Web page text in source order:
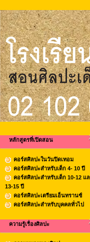
หลักสูตรที่เปิดสอน
คอร์สศิลปะในวันปิดเทอม
คอร์สศิลปะสำหรับเด็ก 4- 10 ปี
คอร์สศิลปะสำหรับเด็ก 10-12 แ
13-15 ปี
คอร์สศิลปะเตรียมเอ็นทรานซ์
คอร์สศิลปะสำหรับบุคคลทั่วไป
ความรู้เรื่องศิลปะ